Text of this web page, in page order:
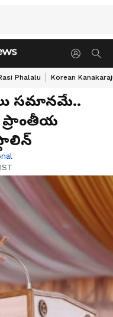
Phalalu Korean
సమానమే..
ప్రాంతీయ